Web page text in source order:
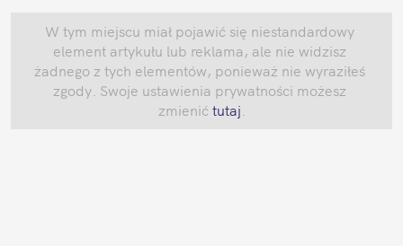
W tym miejscu miał pojawić się niestandardowy
element artykułu lub reklama, ale nie widzisz
żadnego z tych elementów, ponieważ nie wyraziłeś
zgody. Swoje ustawienia prywatności możesz
zmienić tutaj.